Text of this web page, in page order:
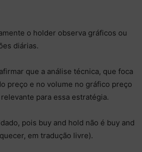
o holder observa gráficos ou
diárias.
que a análise técnica, que foca
preço e no volume no gráfico preço
para essa estratégia.
pois buy and hold não é buy and
em tradução livre).